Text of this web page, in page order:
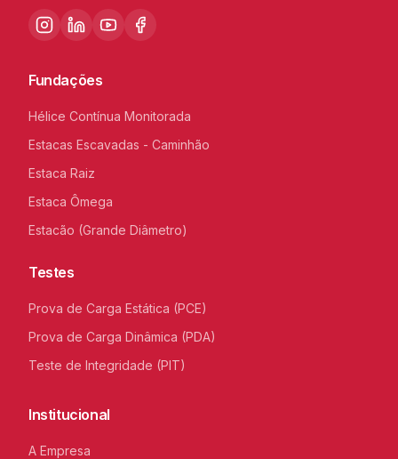
Fundações
Hélice Contínua Monitorada
Estacas Escavadas - Caminhão
Estaca Raiz
Estaca Ômega
Estacão (Grande Diâmetro)
Testes
Prova de Carga Estática (PCE)
Prova de Carga Dinâmica (PDA)
Teste de Integridade (PIT)
Institucional
A Empresa